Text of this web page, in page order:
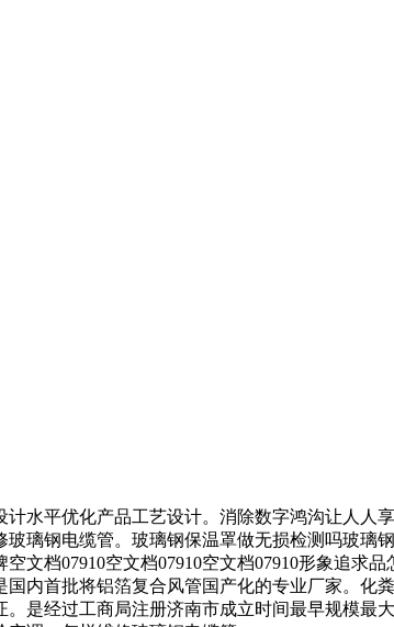
平优化产品工艺设计。消除数字鸿沟让人人
璃钢电缆管。玻璃钢保温罩做无损检测吗玻
文档07910空文档07910空文档07910形象追求
内首批将铝箔复合风管国产化的专业厂家。化
是经过工商局注册济南市成立时间最早规模